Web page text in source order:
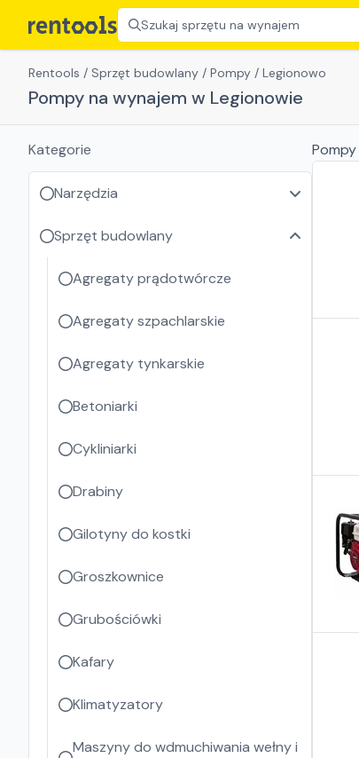
Szukaj sprzętu na wynajem
Rentools / Sprzęt budowlany / Pompy / Legionowo
Pompy na wynajem w Legionowie
Pompy
Kategorie
Narzędzia
Sprzęt budowlany
Agregaty prądotwórcze
Agregaty szpachlarskie
Agregaty tynkarskie
Betoniarki
Cykliniarki
Drabiny
Gilotyny do kostki
Groszkownice
Grubościówki
Kafary
Klimatyzatory
Maszyny do wdmuchiwania wełny i